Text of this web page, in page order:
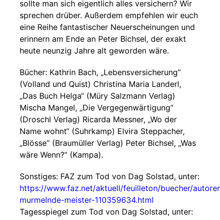
sollte man sich eigentlich alles versichern? Wir
sprechen drüber. Außerdem empfehlen wir euch
eine Reihe fantastischer Neuerscheinungen und
erinnern am Ende an Peter Bichsel, der exakt
heute neunzig Jahre alt geworden wäre.
Bücher: Kathrin Bach, „Lebensversicherung“
(Volland und Quist) Christina Maria Landerl,
„Das Buch Helga“ (Müry Salzmann Verlag)
Mischa Mangel, „Die Vergegenwärtigung“
(Droschl Verlag) Ricarda Messner, „Wo der
Name wohnt“ (Suhrkamp) Elvira Steppacher,
„Blösse“ (Braumüller Verlag) Peter Bichsel, „Was
wäre Wenn?“ (Kampa).
Sonstiges: FAZ zum Tod von Dag Solstad, unter:
https://www.faz.net/aktuell/feuilleton/buecher/
murmelnde-meister-110359634.html
Tagesspiegel zum Tod von Dag Solstad, unter: